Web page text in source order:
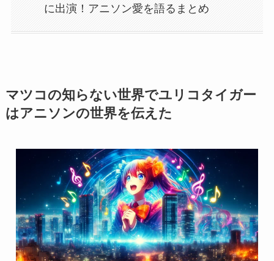
に出演！アニソン愛を語るまとめ
マツコの知らない世界でユリコタイガー
はアニソンの世界を伝えた